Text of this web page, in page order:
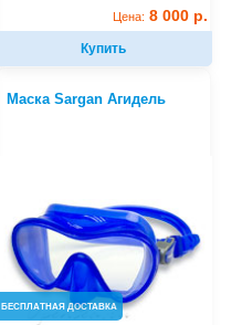
Цена: 8 000 р.
Купить
Маска Sargan Агидель
БЕСПЛАТНАЯ ДОСТАВКА